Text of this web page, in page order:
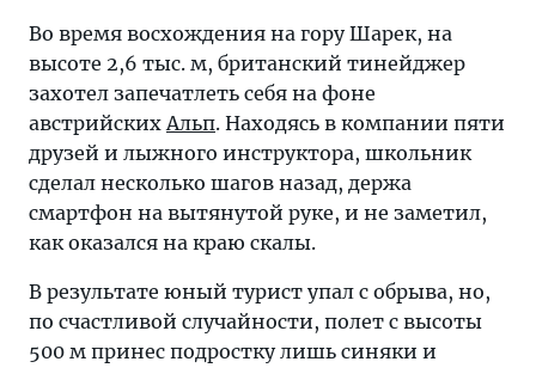
Во время восхождения на гору Шарек, на
высоте 2,6 тыс. м, британский тинейджер
захотел запечатлеть себя на фоне
австрийскихАльп. Находясь в компании пяти
друзей и лыжного инструктора, школьник
сделал несколько шагов назад, держа
смартфон на вытянутой руке, и не заметил,
как оказался на краю скалы.
В результате юный турист упал с обрыва, но,
по счастливой случайности, полет с высоты
500 м принес подростку лишь синяки и